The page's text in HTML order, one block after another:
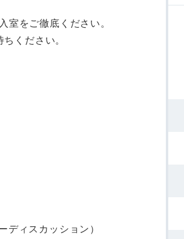
をご徹底ください。
ください。
ィスカッション）